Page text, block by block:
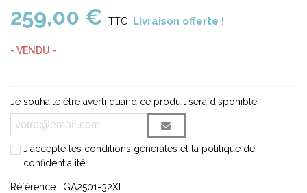
259,00 € TTC Livraison offerte !
- VENDU -
Je souhaite être averti quand ce produit sera disponible
J'accepte les conditions générales et la politique de
confidentialité
Référence : GA2501-32XL